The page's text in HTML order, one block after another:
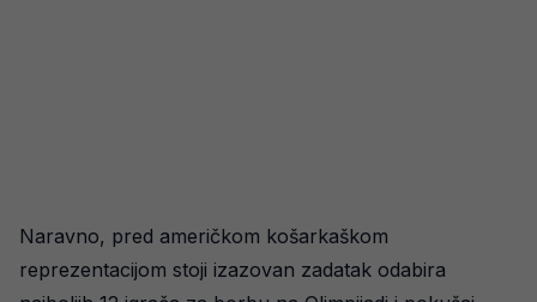
Naravno, pred američkom košarkaškom
reprezentacijom stoji izazovan zadatak odabira